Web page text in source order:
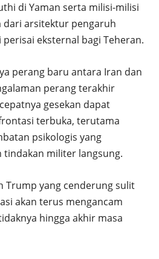
di Yaman serta milisi-milisi
dari arsitektur pengaruh
eksternal bagi Teheran.
perang baru antara Iran dan
perang terakhir
gesekan dapat
terbuka, terutama
psikologis yang
tindakan militer langsung.
Trump yang cenderung sulit
akan terus mengancam
hingga akhir masa